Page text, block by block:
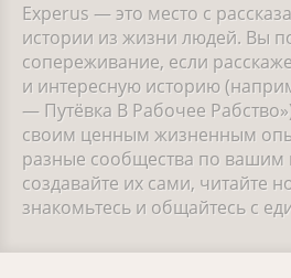
Experus — это место с
истории из жизни людей. Вы
сопереживание, если
и интересную историю
— Путёвка В Рабочее
своим ценным жизненным
разные сообщества по вашим
создавайте их сами, читайте
знакомьтесь и общайтесь с